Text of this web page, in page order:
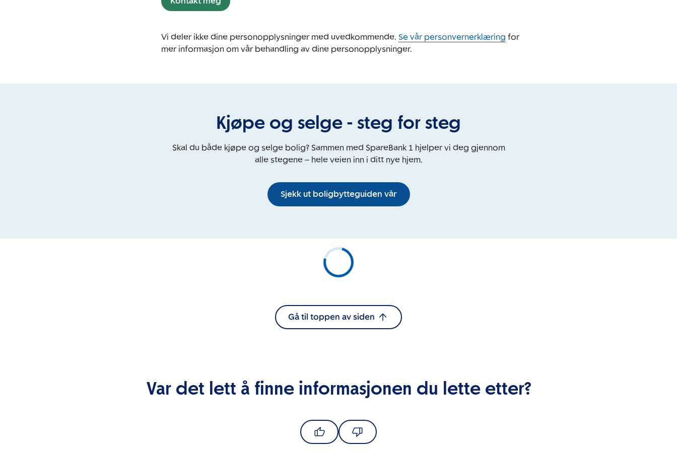
Vi deler ikke dine personopplysninger med uvedkommende. Se vår personvernerklæring for
mer informasjon om vår behandling av dine personopplysninger.
Kjøpe og selge - steg for steg
Skal du både kjøpe og selge bolig? Sammen med SpareBank 1 hjelper vi deg gjennom
alle stegene – hele veien inn i ditt nye hjem.
Sjekk ut boligbytteguiden vår
Gå til toppen av siden
Var det lett å finne informasjonen du lette etter?